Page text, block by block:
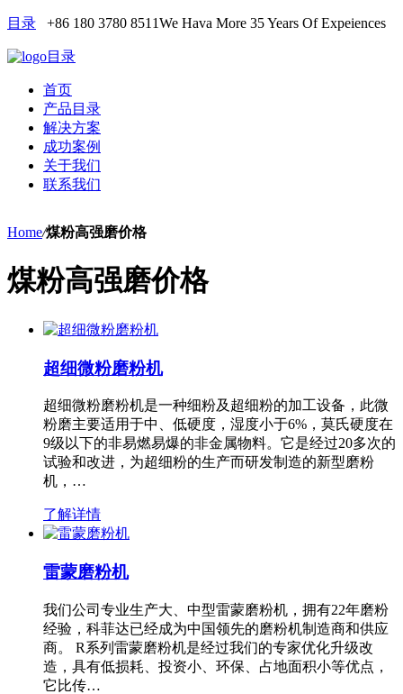
目录 +86 180 3780 8511We Hava More 35 Years Of Expeiences
目录
首页
产品目录
解决方案
成功案例
关于我们
联系我们
Home/煤粉高强磨价格
煤粉高强磨价格
超细微粉磨粉机
超细微粉磨粉机是一种细粉及超细粉的加工设备，此微
粉磨主要适用于中、低硬度，湿度小于6%，莫氏硬度在
9级以下的非易燃易爆的非金属物料。它是经过20多次的
试验和改进，为超细粉的生产而研发制造的新型磨粉
机，…
了解详情
雷蒙磨粉机
我们公司专业生产大、中型雷蒙磨粉机，拥有22年磨粉
经验，科菲达已经成为中国领先的磨粉机制造商和供应
商。 R系列雷蒙磨粉机是经过我们的专家优化升级改
造，具有低损耗、投资小、环保、占地面积小等优点，
它比传…